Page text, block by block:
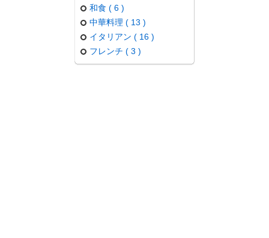
お買い物
和食 ( 6 )
中華料理 ( 13 )
イタリアン ( 16 )
フレンチ ( 3 )